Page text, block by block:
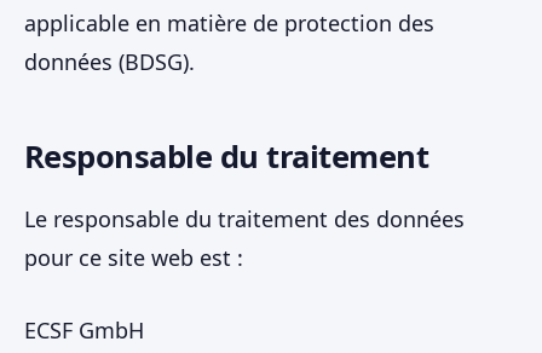
applicable en matière de protection des
données (BDSG).
Responsable du traitement
Le responsable du traitement des données
pour ce site web est :
ECSF GmbH